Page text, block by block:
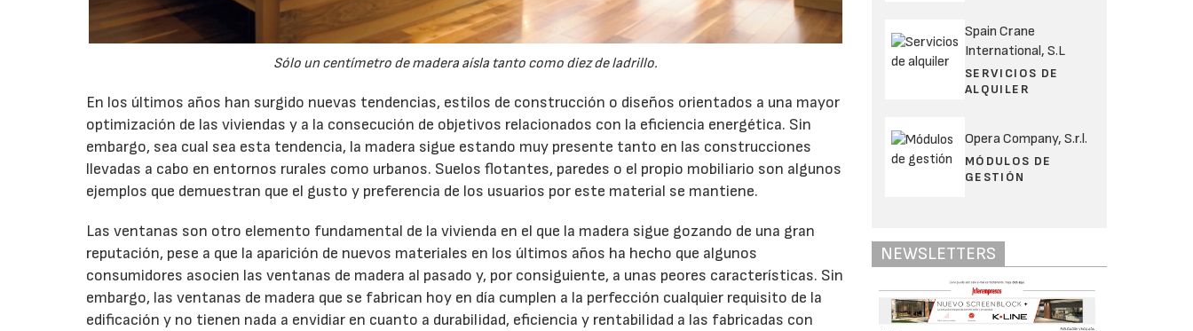
Sólo un centímetro de madera aísla tanto como diez de ladrillo.
En los últimos años han surgido nuevas tendencias, estilos de construcción o diseños orientados a una mayor
optimización de las viviendas y a la consecución de objetivos relacionados con la eficiencia energética. Sin
embargo, sea cual sea esta tendencia, la madera sigue estando muy presente tanto en las construcciones
llevadas a cabo en entornos rurales como urbanos. Suelos flotantes, paredes o el propio mobiliario son algunos
ejemplos que demuestran que el gusto y preferencia de los usuarios por este material se mantiene.
Las ventanas son otro elemento fundamental de la vivienda en el que la madera sigue gozando de una gran
reputación, pese a que la aparición de nuevos materiales en los últimos años ha hecho que algunos
consumidores asocien las ventanas de madera al pasado y, por consiguiente, a unas peores características. Sin
embargo, las ventanas de madera que se fabrican hoy en día cumplen a la perfección cualquier requisito de la
edificación y no tienen nada a envidiar en cuanto a durabilidad, eficiencia y rentabilidad a las fabricadas con
Spain Crane
International, S.L
SERVICIOS DE
ALQUILER
Opera Company, S.r.l.
MÓDULOS DE
GESTIÓN
NEWSLETTERS